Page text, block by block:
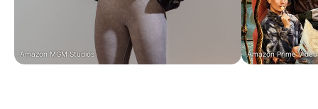
Amazon MGM Studios Amazon Prime Video